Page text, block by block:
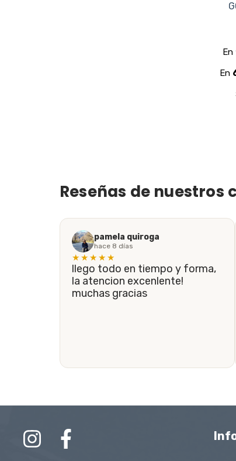
Reseñas de nuestros
pamela quiroga
hace 8 días
★★★★★
llego todo en tiempo y forma,
la atencion excenlente!
muchas gracias